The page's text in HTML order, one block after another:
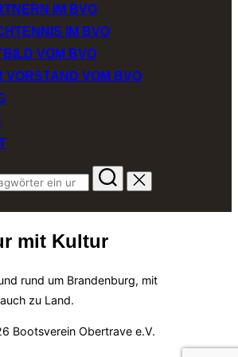
IM BVO
IM BVO
VOM BVO
VORSTAND VOM BVO
mit Kultur
rund um Brandenburg, mit
zu Land.
Bootsverein Obertrave e.V.